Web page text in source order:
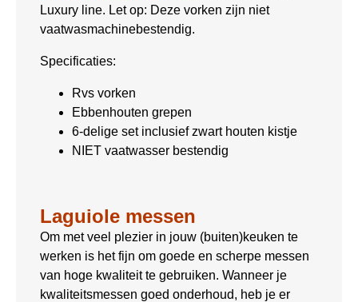
Luxury line. Let op: Deze vorken zijn niet
vaatwasmachinebestendig.
Specificaties:
Rvs vorken
Ebbenhouten grepen
6-delige set inclusief zwart houten kistje
NIET vaatwasser bestendig
Laguiole messen
Om met veel plezier in jouw (buiten)keuken te
werken is het fijn om goede en scherpe messen
van hoge kwaliteit te gebruiken. Wanneer je
kwaliteitsmessen goed onderhoud, heb je er